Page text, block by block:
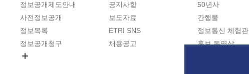
정보공개제도안내
사전정보공개
정보목록
정보공개청구
공지사항
보도자료
ETRI SNS
채용공고
50년사
간행물
정보통신 체험관
홍보 동영상